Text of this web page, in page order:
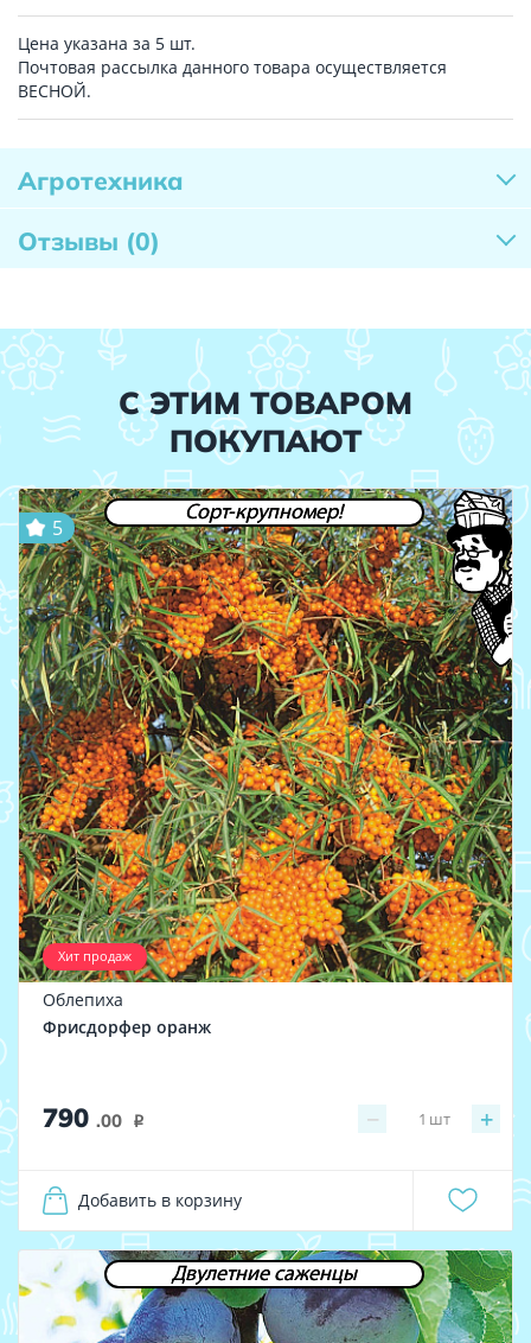
Цена указана за 5 шт.
Почтовая рассылка данного товара осуществляется
ВЕСНОЙ.
Агротехника
Отзывы (0)
С ЭТИМ ТОВАРОМ
ПОКУПАЮТ
Сорт-крупномер!
Хит продаж
5
Облепиха
Фрисдорфер оранж
790 .00 i − +
1 шт
Добавить в корзину
Двулетние саженцы